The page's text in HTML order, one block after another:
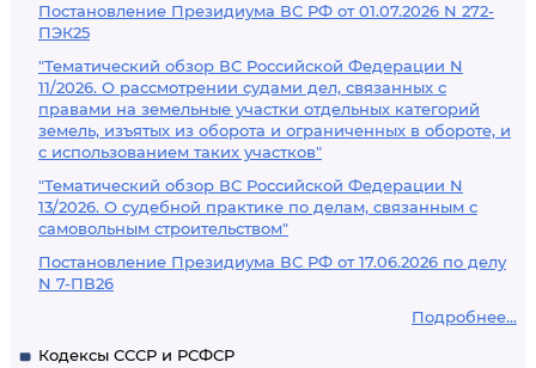
Постановление Президиума ВС РФ от 01.07.2026 N 272-
ПЭК25
"Тематический обзор ВС Российской Федерации N
11/2026. О рассмотрении судами дел, связанных с
правами на земельные участки отдельных категорий
земель, изъятых из оборота и ограниченных в обороте, и
с использованием таких участков"
"Тематический обзор ВС Российской Федерации N
13/2026. О судебной практике по делам, связанным с
самовольным строительством"
Постановление Президиума ВС РФ от 17.06.2026 по делу
N 7-ПВ26
Подробнее...
Кодексы СССР и РСФСР